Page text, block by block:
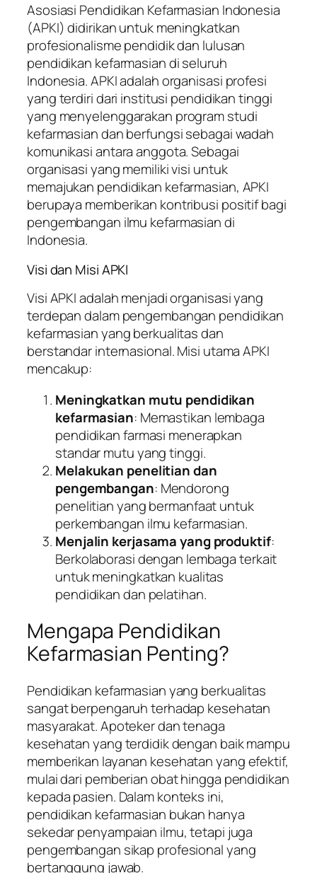
Asosiasi Pendidikan Kefarmasian Indonesia
(APKI) didirikan untuk meningkatkan
profesionalisme pendidik dan lulusan
pendidikan kefarmasian di seluruh
Indonesia. APKI adalah organisasi profesi
yang terdiri dari institusi pendidikan tinggi
yang menyelenggarakan program studi
kefarmasian dan berfungsi sebagai wadah
komunikasi antara anggota. Sebagai
organisasi yang memiliki visi untuk
memajukan pendidikan kefarmasian, APKI
berupaya memberikan kontribusi positif bagi
pengembangan ilmu kefarmasian di
Indonesia.
Visi dan Misi APKI
Visi APKI adalah menjadi organisasi yang
terdepan dalam pengembangan pendidikan
kefarmasian yang berkualitas dan
berstandar internasional. Misi utama APKI
mencakup:
Meningkatkan mutu pendidikan
kefarmasian: Memastikan lembaga
pendidikan farmasi menerapkan
standar mutu yang tinggi.
Melakukan penelitian dan
pengembangan: Mendorong
penelitian yang bermanfaat untuk
perkembangan ilmu kefarmasian.
Menjalin kerjasama yang produktif:
Berkolaborasi dengan lembaga terkait
untuk meningkatkan kualitas
pendidikan dan pelatihan.
Mengapa Pendidikan
Kefarmasian Penting?
Pendidikan kefarmasian yang berkualitas
sangat berpengaruh terhadap kesehatan
masyarakat. Apoteker dan tenaga
kesehatan yang terdidik dengan baik mampu
memberikan layanan kesehatan yang efektif,
mulai dari pemberian obat hingga pendidikan
kepada pasien. Dalam konteks ini,
pendidikan kefarmasian bukan hanya
sekedar penyampaian ilmu, tetapi juga
pengembangan sikap profesional yang
bertanggung jawab.